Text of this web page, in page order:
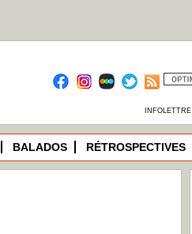
INFOLETTRE
BALADOS RÉTROSPECTIVES